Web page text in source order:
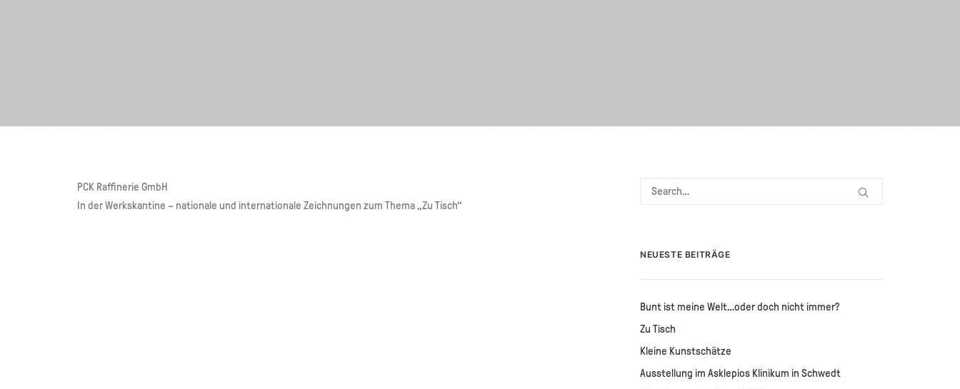
PCK Raffinerie GmbH
In der Werkskantine – nationale und internationale Zeichnungen zum Thema „Zu Tisch“
NEUESTE BEITRÄGE
Bunt ist meine Welt…oder doch nicht immer?
Zu Tisch
Kleine Kunstschätze
Ausstellung im Asklepios Klinikum in Schwedt